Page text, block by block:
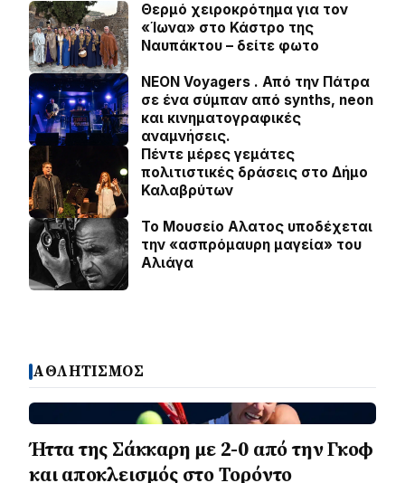
Θερμό χειροκρότημα για τον
«Ίωνα» στο Κάστρο της
Ναυπάκτου – δείτε φωτο
NEON Voyagers . Από την Πάτρα
σε ένα σύμπαν από synths, neon
και κινηματογραφικές
αναμνήσεις.
Πέντε μέρες γεμάτες
πολιτιστικές δράσεις στο Δήμο
Καλαβρύτων
Το Μουσείο Αλατος υποδέχεται
την «ασπρόμαυρη μαγεία» του
Αλιάγα
ΑΘΛΗΤΙΣΜΟΣ
Ήττα της Σάκκαρη με 2-0 από την Γκοφ
και αποκλεισμός στο Τορόντο